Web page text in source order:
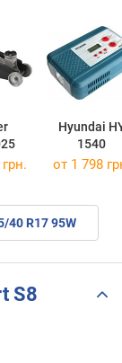
Hyundai
1540
от 1 798
40 R17 95W
S8